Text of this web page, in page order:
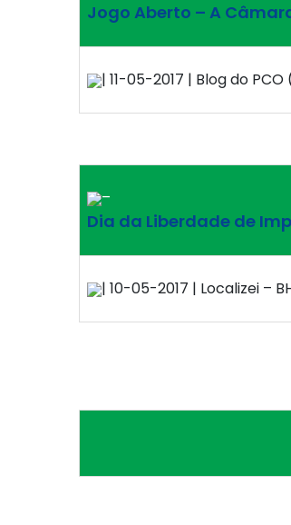
Jogo Aberto – A
| 11-05-2017 | Blog do
–
Dia da Liberdade de
| 10-05-2017 | Localizei –